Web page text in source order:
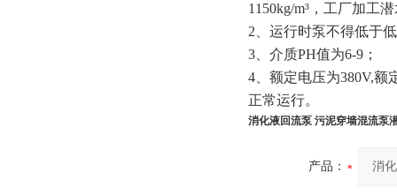
1150kg/m³，工厂加工
2、运行时泵不得低于
3、介质PH值为6-9；
4、额定电压为380V,额
正常运行。
消化液回流泵 污泥穿墙混流泵
产品：